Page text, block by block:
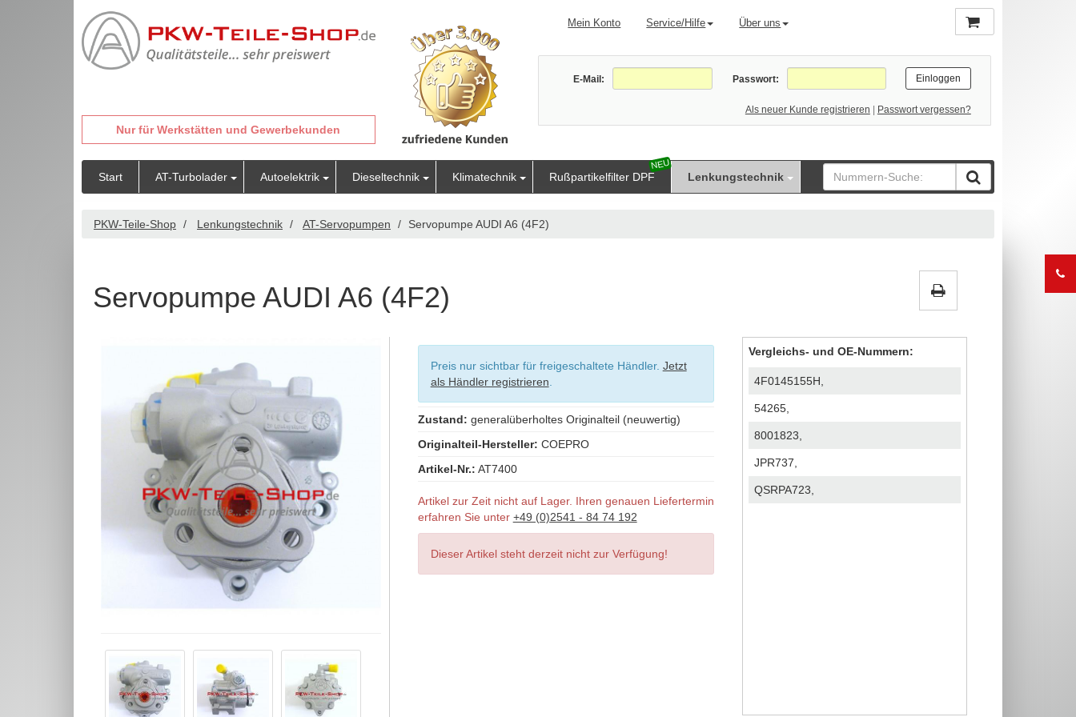
Nur für Werkstätten und Gewerbekunden
Mein Konto Service/Hilfe Über uns
E-Mail: Passwort:
Als neuer Kunde registrieren Passwort vergessen?
Start AT-Turbolader Autoelektrik Dieseltechnik Klimatechnik Rußpartikelfilter DPF Lenkungstechnik
PKW-Teile-Shop Lenkungstechnik AT-Servopumpen Servopumpe AUDI A6 (4F2)
Servopumpe AUDI A6 (4F2)
Preis nur sichtbar für freigeschaltete Händler. Jetzt
als Händler registrieren
Zustand: generalüberholtes Originalteil (neuwertig)
Originalteil-Hersteller: COEPRO
Artikel-Nr.: AT7400
Artikel zur Zeit nicht auf Lager. Ihren genauen Liefertermin
erfahren Sie unter +49 (0)2541 - 84 74 192
Dieser Artikel steht derzeit nicht zur Verfügung!
Vergleichs- und OE-Nummern:
4F0145155H,
54265,
8001823,
JPR737,
QSRPA723,